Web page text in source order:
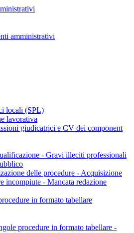
amministrativi
locali (SPL)
lavorativa
giudicatrici e CV dei component
- Gravi illeciti professionali
delle procedure - Acquisizione
incompiute - Mancata redazione
in formato tabellare
procedure in formato tabellare -